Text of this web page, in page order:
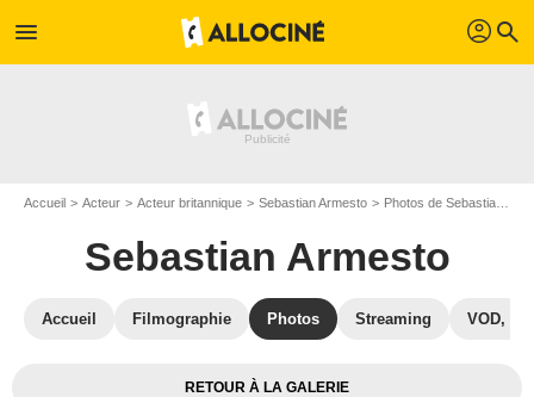
menu profil search
Accueil Acteur Acteur britannique Sebastian Armesto Photos de Sebastian Armesto
Sebastian Armesto
Accueil Filmographie Photos Streaming VOD,
RETOUR À LA GALERIE